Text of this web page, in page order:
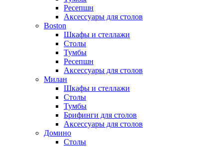
Ресепшн
Аксессуары для столов
Boston
Шкафы и стеллажи
Столы
Тумбы
Ресепшн
Аксессуары для столов
Милан
Шкафы и стеллажи
Столы
Тумбы
Брифинги для столов
Аксессуары для столов
Домино
Столы